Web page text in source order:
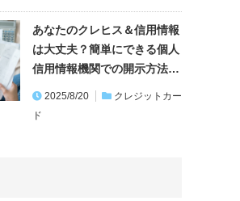
あなたのクレヒス＆信用情報
は大丈夫？簡単にできる個人
信用情報機関での開示方法…
2025/8/20
クレジットカー
ド